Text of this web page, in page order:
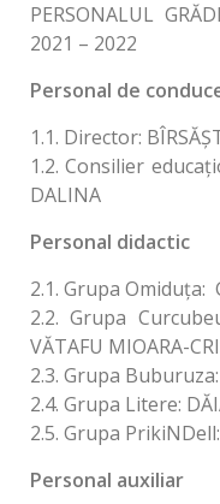
PERSONALUL
2021 – 2022
Personal de
1.1. Director:
1.2. Consilier
DALINA
Personal didactic
2.1. Grupa Omiduţa:
2.2. Grupa
VĂTAFU MIOARA-
2.3. Grupa
2.4. Grupa Litere:
2.5. Grupa
Personal auxiliar